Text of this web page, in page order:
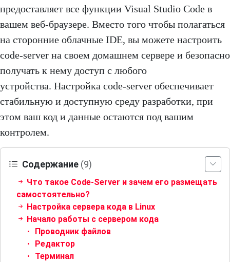
предоставляет все функции Visual Studio Code в
вашем веб-браузере. Вместо того чтобы полагаться
на сторонние облачные IDE, вы можете настроить
code-server на своем домашнем сервере и безопасно
получать к нему доступ с любого
устройства. Настройка code-server обеспечивает
стабильную и доступную среду разработки, при
этом ваш код и данные остаются под вашим
контролем.
Содержание (9)
Что такое Code-Server и зачем его размещать
самостоятельно?
Настройка сервера кода в Linux
Начало работы с сервером кода
Проводник файлов
Редактор
Терминал